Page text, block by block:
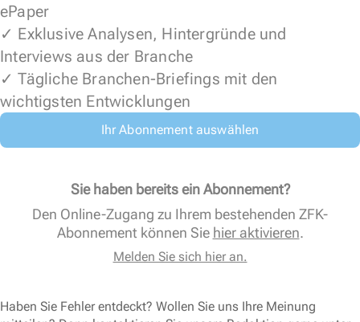
ePaper
✓ Exklusive Analysen, Hintergründe und
Interviews aus der Branche
✓ Tägliche Branchen-Briefings mit den
wichtigsten Entwicklungen
Ihr Abonnement auswählen
Sie haben bereits ein Abonnement?
Den Online-Zugang zu Ihrem bestehenden ZFK-
Abonnement können Sie hier aktivieren.
Melden Sie sich hier an.
Haben Sie Fehler entdeckt? Wollen Sie uns Ihre Meinung